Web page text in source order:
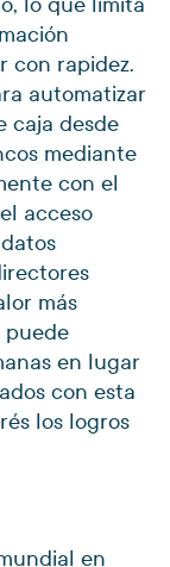
con rapidez.
automatizar
caja desde
mediante
con el
acceso
más
puede
en lugar
con esta
los logros
en